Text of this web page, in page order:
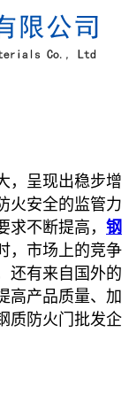
，呈现出稳步增
火安全的监管力
不断提高， 钢
，市场上的竞争
还有来自国外的
高产品质量、加
质防火门批发企